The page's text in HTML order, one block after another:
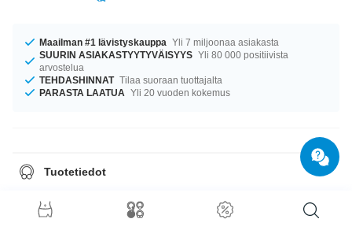
Maailman #1 lävistyskauppa Yli 7 miljoonaa asiakasta
SUURIN ASIAKASTYYTYVÄISYYS Yli 80 000 positiivista
arvostelua
TEHDASHINNAT Tilaa suoraan tuottajalta
PARASTA LAATUA Yli 20 vuoden kokemus
Tuotetiedot
vary from 4 mm to 50 mm. The ball of this piercing has a sizes ranging
from 3 mm to 8 mm. Colour: Black all the way to Red. You decide what